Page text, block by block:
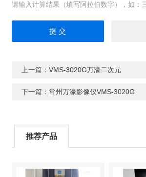
请输入计算结果（填写阿拉伯数字），如：
上一篇： VMS-3020G万濠二次元
下一篇： 常州万濠影像仪VMS-3020G
推荐产品